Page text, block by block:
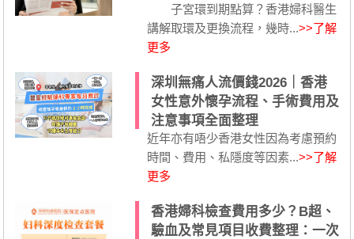
子宮環到期點算？香港婦科醫生
講解取環及更換流程，幾時...>>了解
更多
深圳無痛人流價錢2026｜香港
女性意外懷孕流程、手術費用及
注意事項全面整理
近年亦有唔少香港女性因為考慮預約
時間、費用、私隱度等因素...>>了解
更多
香港婦科檢查費用多少？B超、
驗血及常見項目收費整理：一次